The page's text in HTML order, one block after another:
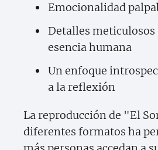
Emocionalidad
Detalles meticulosos
esencia humana
Un enfoque
a la reflexión
La reproducción de "El
diferentes formatos ha